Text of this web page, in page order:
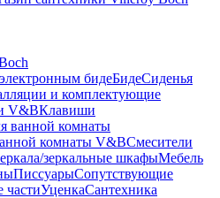
бидеБидеСиденья
и комплектующие
V&BКлавиши
ванной комнаты
комнаты V&BСмесители
зеркальные шкафыМебель
ПиссуарыСопутствующие
частиУценкаСантехника